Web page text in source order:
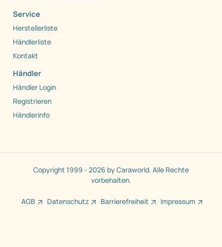
Service
Herstellerliste
Händlerliste
Kontakt
Händler
Händler Login
Registrieren
Händlerinfo
Copyright 1999 - 2026 by Caraworld. Alle Rechte
vorbehalten.
AGB Datenschutz Barrierefreiheit Impressum